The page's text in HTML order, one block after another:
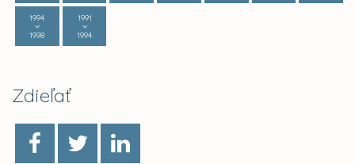
1994
1998
1991
1994
Zdieľať